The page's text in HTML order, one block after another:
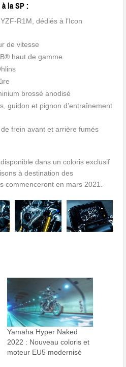
la SP :
R1M, dédiés à l’Icon
de vitesse
haut de gamme
brossé anodisé
guidon et pignon d’entraînement
frein avant et arrière fumés
dans un coloris exclusif
à destination des
commenceront en mars 2021.
Yamaha Hyper Naked
2022 : Nouveau coloris et
moteur EU5 modernisé